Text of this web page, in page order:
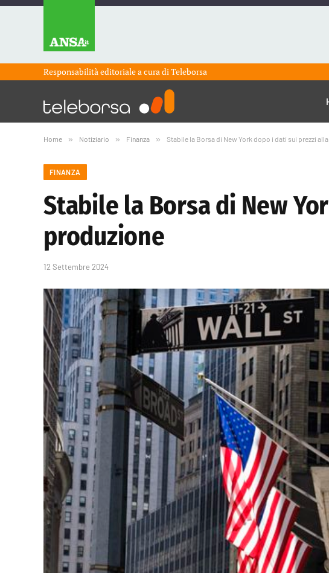
Responsabilità editoriale a cura diTeleborsa
Home » Notiziario » Finanza » Stabile la Borsa di New York dopo i dati sui prezzi
FINANZA
Stabile la Borsa di New
produzione
12 Settembre 2024